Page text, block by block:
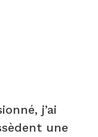
j’ai
une